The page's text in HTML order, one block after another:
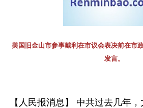
美国旧金山市参事戴利在市议会表决前在市
发言。
【人民报消息】 中共过去几年